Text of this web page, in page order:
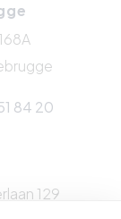
84 20
129